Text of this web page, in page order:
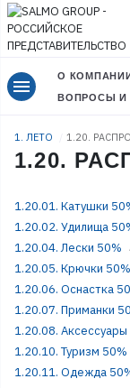
menu О
ВОПРОСЫ И
1. ЛЕТО 1.20.
1.20.
1.20.01. Катушки
1.20.02. Удилища
1.20.04. Лески 50%
1.20.05. Крючки 50%
1.20.06. Оснастка
1.20.07. Приманки
1.20.08.
1.20.10. Туризм 50%
1.20.11. Одежда